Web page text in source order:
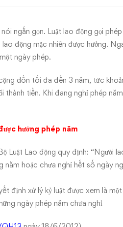
ngắn gọn. Luật lao động gọi
lao động mặc nhiên được hưởng.
ngày phép.
dồn tối đa đến 3 năm, tức
thành tiền. Khi đang nghỉ phép
hưởng phép năm
Luật Lao động quy định:
năm hoặc chưa nghỉ hết số ngày
định xử lý kỷ luật được xem là
ngày phép năm chưa nghỉ